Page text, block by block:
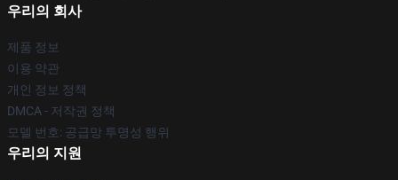
우리의 회사
제품 정보
이용 약관
개인 정보 정책
DMCA - 저작권 정책
모델 번호: 공급망 투명성 행위
우리의 지원